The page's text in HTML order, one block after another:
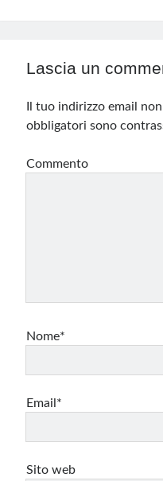
Lascia un
Il tuo indirizzo email
obbligatori sono
Commento
Nome*
Email*
Sito web